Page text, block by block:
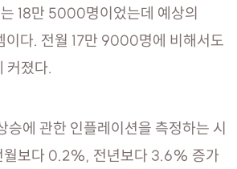
18만 5000명이었는데 예상의
이다. 전월 17만 9000명에 비해서도
커졌다.
에 관한 인플레이션을 측정하는 시
월보다 0.2%, 전년보다 3.6% 증가